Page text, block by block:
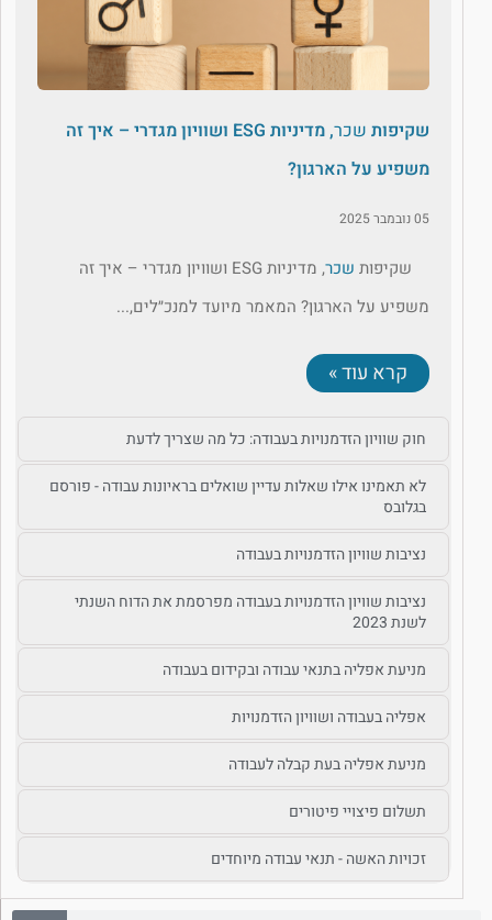
שקיפותשכר
, מדיניות ESG ושוויון מגדרי – איך זה
משפיע על הארגון?
05 נובמבר 2025
שקיפותשכר
, מדיניות ESG ושוויון מגדרי – איך זה
משפיע על הארגון? המאמר מיועד למנכ״לים,...
קרא עוד »
חוק שוויון הזדמנויות בעבודה: כל מה שצריך לדעת
לא תאמינו אילו שאלות עדיין שואלים בראיונות עבודה - פורסם
בגלובס
נציבות שוויון הזדמנויות בעבודה
נציבות שוויון הזדמנויות בעבודה מפרסמת את הדוח השנתי
לשנת 2023
מניעת אפליה בתנאי עבודה ובקידום בעבודה
אפליה בעבודה ושוויון הזדמנויות
מניעת אפליה בעת קבלה לעבודה
תשלום פיצויי פיטורים
זכויות האשה - תנאי עבודה מיוחדים